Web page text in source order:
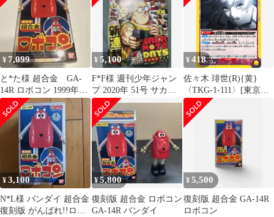
¥ 7,099
と*た様 超合金 GA-
14R ロボコン 1999年
製 BANDAI
¥5,100
F*F様 週刊少年ジャン
プ 2020年 51号 サカモ
トデイズ 新連載
¥418
佐々木 琲世(R){黄}
〈TKG-1-111〉[東京喰
種トーキョーグール
【UA47ST】]ユニオン
アリーナ
¥3,100
N*L様 バンダイ 超合金
復刻版 がんばれ!!ロボ
¥5,800
復刻版 超合金 ロボコン
GA-14R バンダイ
¥5,500
復刻版 超合金 GA-14R
ロボコン